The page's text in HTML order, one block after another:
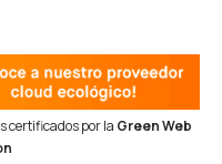
certificados por la Green Web